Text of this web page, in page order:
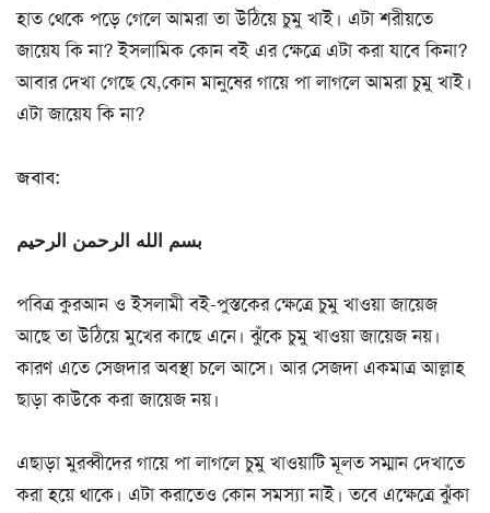
হাত থেকে পড়ে গেলে আমরা তা উঠিয়ে চুমু খাই। এটা শরীয়তে
জায়েয কি না? ইসলামিক কোন বই এর ক্ষেত্রে এটা করা যাবে কিনা?
আবার দেখা গেছে যে,কোন মানুষের গায়ে পা লাগলে আমরা চুমু খাই।
এটা জায়েয কি না?
জবাব:
بسم الله الرحمن الرحيم
পবিত্র কুরআন ও ইসলামী বই-পুস্তকের ক্ষেত্রে চুমু খাওয়া জায়েজ
আছে তা উঠিয়ে মুখের কাছে এনে। ঝুঁকে চুমু খাওয়া জায়েজ নয়।
কারণ এতে সেজদার অবস্থা চলে আসে। আর সেজদা একমাত্র আল্লাহ
ছাড়া কাউকে করা জায়েজ নয়।
এছাড়া মুরব্বীদের গায়ে পা লাগলে চুমু খাওয়াটি মূলত সম্মান দেখাতে
করা হয়ে থাকে। এটা করাতেও কোন সমস্যা নাই। তবে এক্ষেত্রে ঝুঁকা